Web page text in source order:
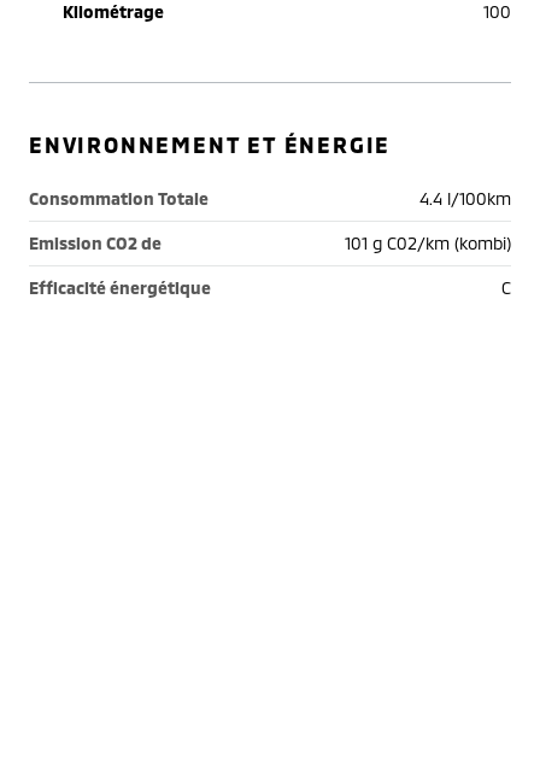
Kilométrage 100
ENVIRONNEMENT ET ÉNERGIE
Consommation Totale 4.4 l/100km
Emission CO2 de 101 g C02/km (kombi)
Efficacité énergétique C